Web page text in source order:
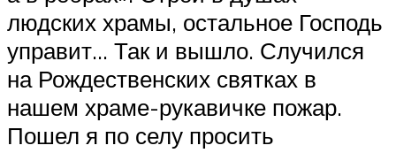
людских храмы, остальное Господь
управит… Так и вышло. Случился
на Рождественских святках в
нашем храме-рукавичке пожар.
Пошел я по селу просить